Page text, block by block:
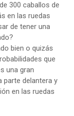
300 caballos de
en las ruedas
de tener una
bien o quizás
que
una gran
parte delantera y
en las ruedas